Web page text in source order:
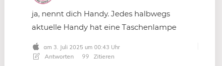
ja, nennt dich Handy. Jedes halbwegs
aktuelle Handy hat eine Taschenlampe
am 3. Juli 2025 um 00:43 Uhr
Antworten Zitieren